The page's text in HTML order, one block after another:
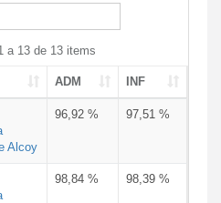
a 13 de 13 items
ADM INF
Alcoy
96,92 % 97,51 %
98,84 % 98,39 %